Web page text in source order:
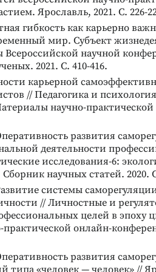
Ярославль, 2021. С. 226-
гибкость как карьерно
мир. Субъект
научной
2021. С. 410-416.
карьерной
// Педагогика и
научно-
развития
деятельности
исследования-6:
научных статей. 2020.
системы
// Личностные и
целей в эпоху
онлайн-
развития